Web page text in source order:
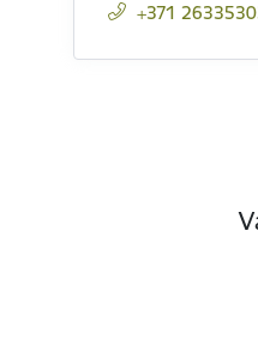
+371